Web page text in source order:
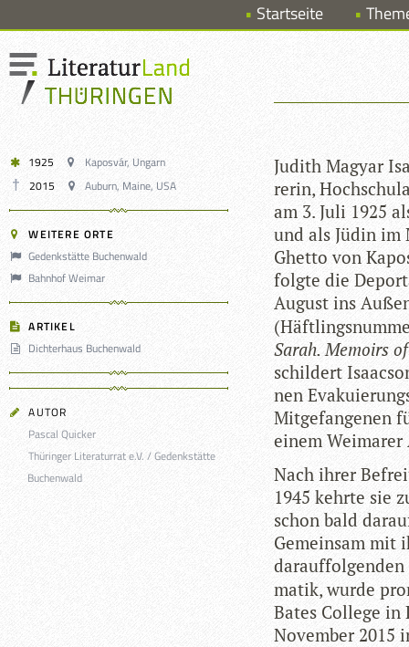
Startseite
1925
Kaposvár, Ungarn
2015
Auburn, Maine, USA
WEITERE ORTE
Gedenkstätte Buchenwald
Bahnhof Weimar
ARTIKEL
Dichterhaus Buchenwald
AUTOR
Pascal Quicker
Thüringer Literaturrat e.V. / Gedenkstätte
Buchenwald
Judith Magyar
re­rin,
am 3. Juli 1925
und als Jüdin im
Ghetto von
folgte die
August ins
Sarah. Memoirs
schil­dert
nen
Mit­ge­fan­ge­nen
einem
Nach ihrer
1945 kehrte sie
schon bald
Gemein­sam mit
ma­tik, wurde
Bates Col­lege in
Novem­ber 2015